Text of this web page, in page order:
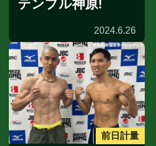
テンプル神原!
2024.6.26
前日計量